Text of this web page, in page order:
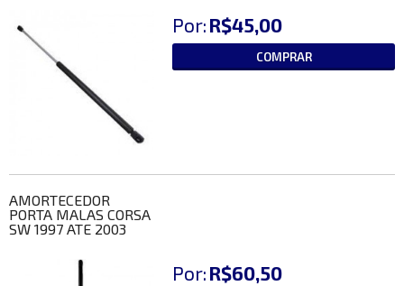
Por: R$45,00
COMPRAR
AMORTECEDOR
PORTA MALAS CORSA
SW 1997 ATE 2003
Por: R$60,50